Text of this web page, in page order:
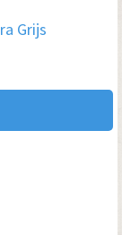
Grijs